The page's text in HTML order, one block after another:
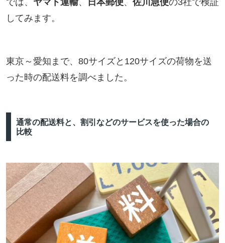
では、 ヤマト運輸、 日本郵便、 佐川急便の3社で検証
してみます。
東京～愛知まで、80サイズと120サイズの荷物を送
った時の配送料を調べました。
通常の配送料と、割引などのサービスを使った場合の
比較